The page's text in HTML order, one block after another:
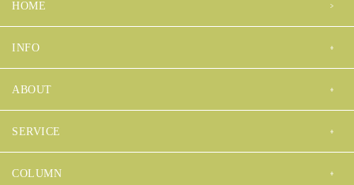
HOME
INFO
ABOUT
SERVICE
COLUMN